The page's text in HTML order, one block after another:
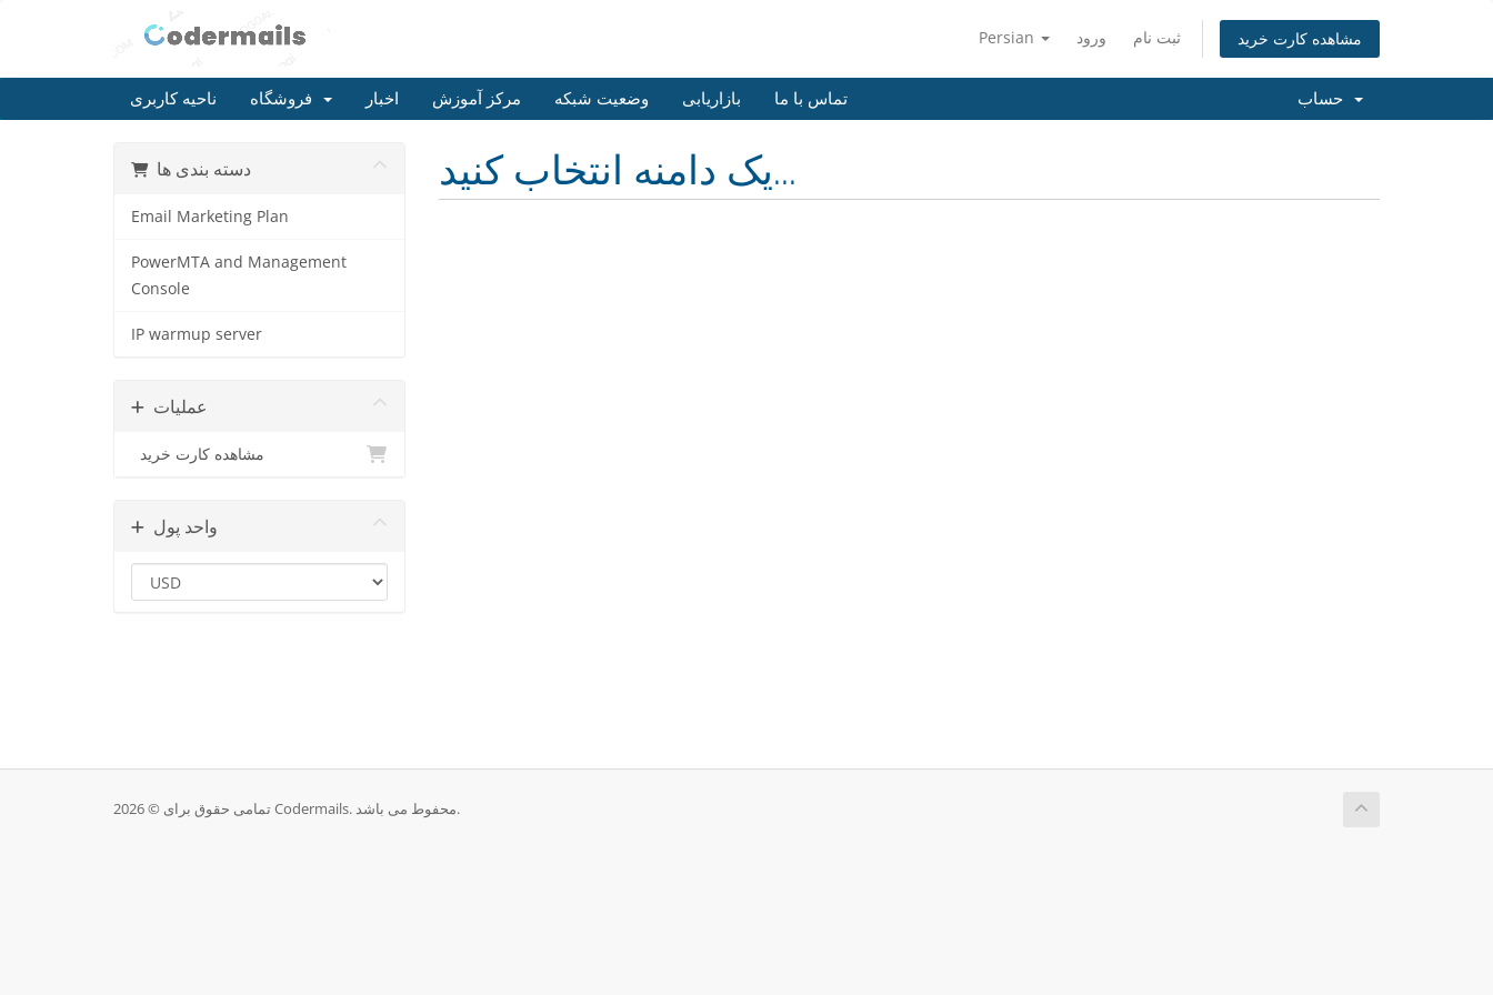
Persian ورود ثبت نام مشاهده کارت خرید
ناحیه کاربری اخبار مرکز آموزش وضعیت شبکه بازاریابی تماس با ما
دسته بندی ها
Email Marketing Plan
PowerMTA and Management
Console
IP warmup server
عملیات
مشاهده کارت خرید
واحد پول
یک دامنه انتخاب کنید...
تمامی حقوق برای © 2026 Codermails. محفوط می باشد.